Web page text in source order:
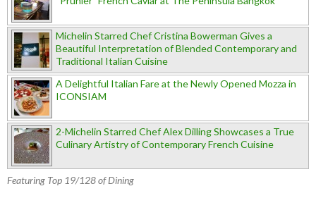
Michelin Starred Chef Cristina Bowerman Gives a
Beautiful Interpretation of Blended Contemporary and
Traditional Italian Cuisine
A Delightful Italian Fare at the Newly Opened Mozza in
ICONSIAM
2-Michelin Starred Chef Alex Dilling Showcases a True
Culinary Artistry of Contemporary French Cuisine
Featuring Top 19/128 of Dining